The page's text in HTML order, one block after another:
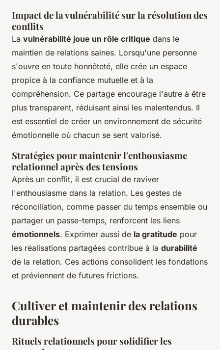
Impact de la vulnérabilité sur la résolution des
conflits
La vulnérabilité joue un rôle critique dans le
maintien de relations saines. Lorsqu'une personne
s'ouvre en toute honnêteté, elle crée un espace
propice à la confiance mutuelle et à la
compréhension. Ce partage encourage l'autre à être
plus transparent, réduisant ainsi les malentendus. Il
est essentiel de créer un environnement de sécurité
émotionnelle où chacun se sent valorisé.
Stratégies pour maintenir l'enthousiasme
relationnel après des tensions
Après un conflit, il est crucial de raviver
l'enthousiasme dans la relation. Les gestes de
réconciliation, comme passer du temps ensemble ou
partager un passe-temps, renforcent les liens
émotionnels. Exprimer aussi de la gratitude pour
les réalisations partagées contribue à la durabilité
de la relation. Ces actions consolident les fondations
et préviennent de futures frictions.
Cultiver et maintenir des relations
durables
Rituels relationnels pour solidifier les